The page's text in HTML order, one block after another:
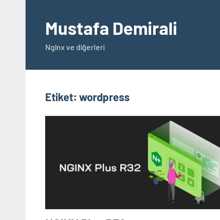
Mustafa Demirali
Nginx ve diğerleri
Etiket: wordpress